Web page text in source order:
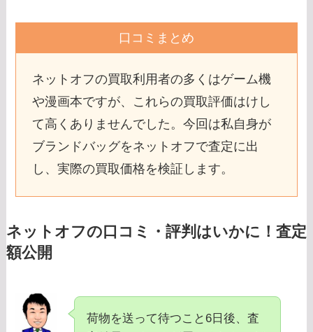
口コミまとめ
ネットオフの買取利用者の多くはゲーム機
や漫画本ですが、これらの買取評価はけし
て高くありませんでした。今回は私自身が
ブランドバッグをネットオフで査定に出
し、実際の買取価格を検証します。
ネットオフの口コミ・評判はいかに！査定
額公開
荷物を送って待つこと6日後、査